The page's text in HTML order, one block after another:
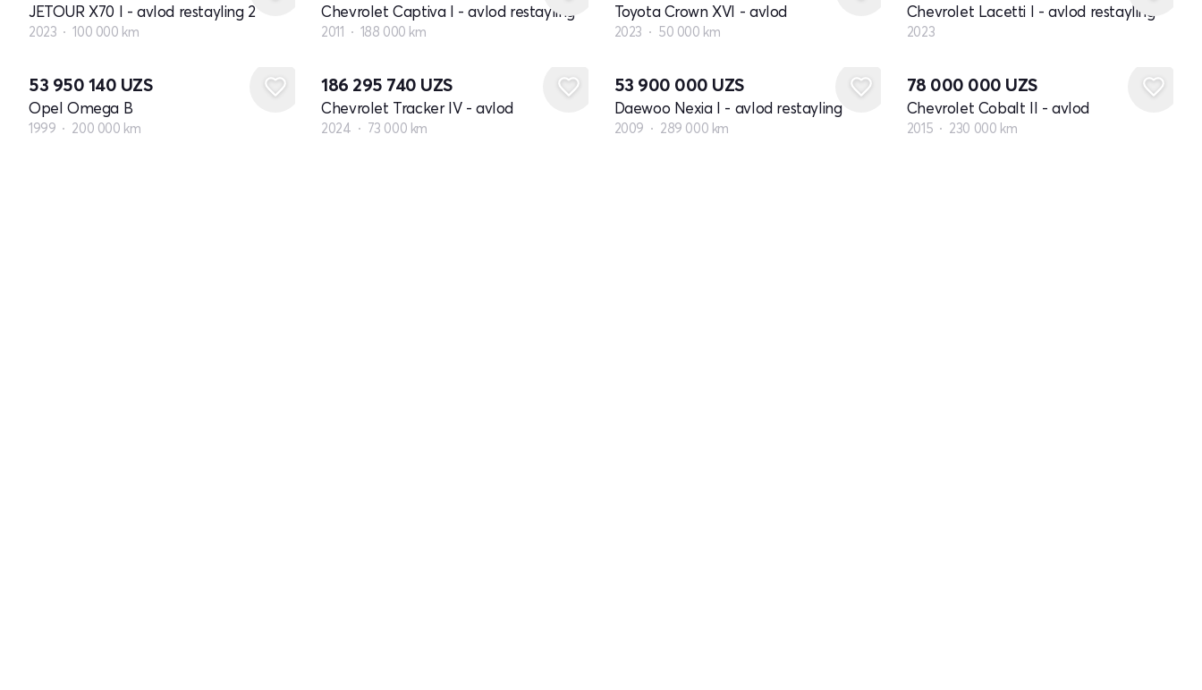
JETOUR X70 I - avlod restayling 2
2023 100 000 km
Chevrolet Captiva I - avlod restayling
2011 188 000 km
Toyota Crown XVI - avlod
2023 50 000 km
Chevrolet Lacetti I - avlod restayling
2023
53 950 140 UZS
Opel Omega B
1999 200 000 km
186 295 740 UZS
Chevrolet Tracker IV - avlod
2024 73 000 km
53 900 000 UZS
Daewoo Nexia I - avlod restayling
2009 289 000 km
78 000 000 UZS
Chevrolet Cobalt II - avlod
2015 230 000 km